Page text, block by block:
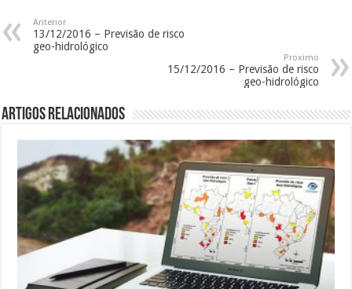
Anterior
13/12/2016 – Previsão de risco
geo-hidrológico
Proximo
15/12/2016 – Previsão de risco
geo-hidrológico
Artigos Relacionados